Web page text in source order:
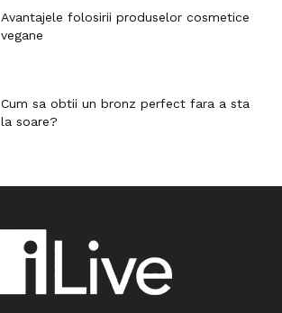
Avantajele folosirii produselor cosmetice
vegane
Cum sa obtii un bronz perfect fara a sta
la soare?